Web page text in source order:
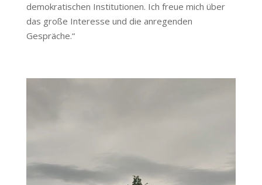
demokratischen Institutionen. Ich freue mich über
das große Interesse und die anregenden
Gespräche.“